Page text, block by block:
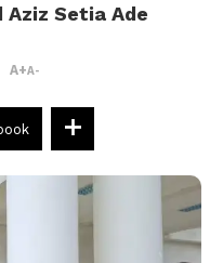
Setia Ade
A+A-